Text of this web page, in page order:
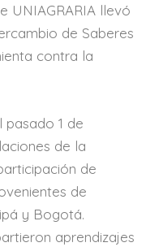
UNIAGRARIA llevó
de Saberes
contra la
pasado 1 de
de la
de
de
y Bogotá.
aprendizajes